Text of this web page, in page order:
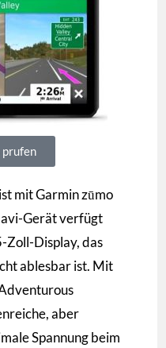
prufen
mit Garmin zūmo
Gerät verfügt
Zoll-Display, das
ablesbar ist. Mit
aber
Spannung beim